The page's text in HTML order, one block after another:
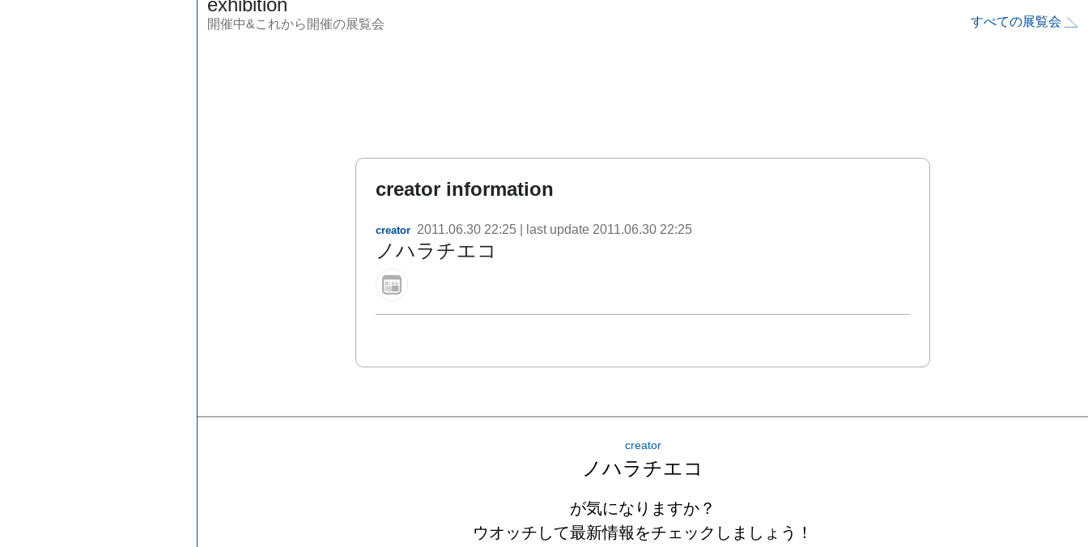
開催中&これから開催の展覧会 すべての展覧会
creator information
creator 2011.06.30 22:25 | last update 2011.06.30 22:25
ノハラチエコ
creator
ノハラチエコ
が気になりますか？
ウオッチして最新情報をチェックしましょう！